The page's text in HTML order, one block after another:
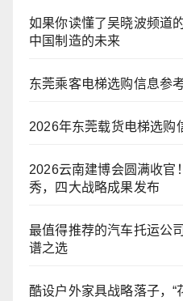
如果你读懂了吴晓波频道
中国制造的未来
东莞乘客电梯选购信息参
2026年东莞载货电梯选购
2026云南建博会圆满收官
秀，四大战略成果发布
最值得推荐的汽车托运公
谱之选
酷设户外家具战略落子，“